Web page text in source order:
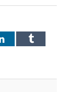
LinkedInTumblr